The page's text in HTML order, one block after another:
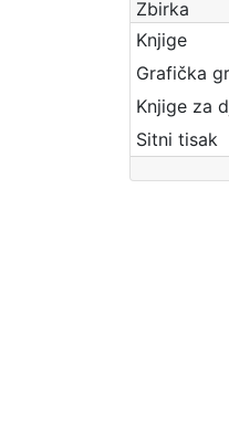
Zbirka
Knjige
Grafička
Knjige za
Sitni tisak